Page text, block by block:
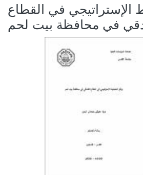
الإستراتيجي في القطاع
في محافظة بيت لحم